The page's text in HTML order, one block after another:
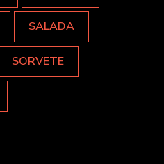
SALADA
SORVETE